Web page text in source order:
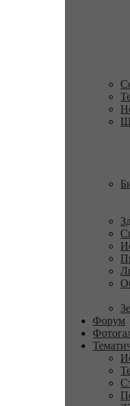
Форум